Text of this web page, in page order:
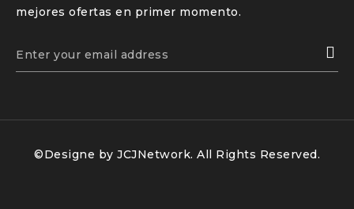
mejores ofertas en primer momento.
©Designe by JCJNetwork. All Rights Reserved.